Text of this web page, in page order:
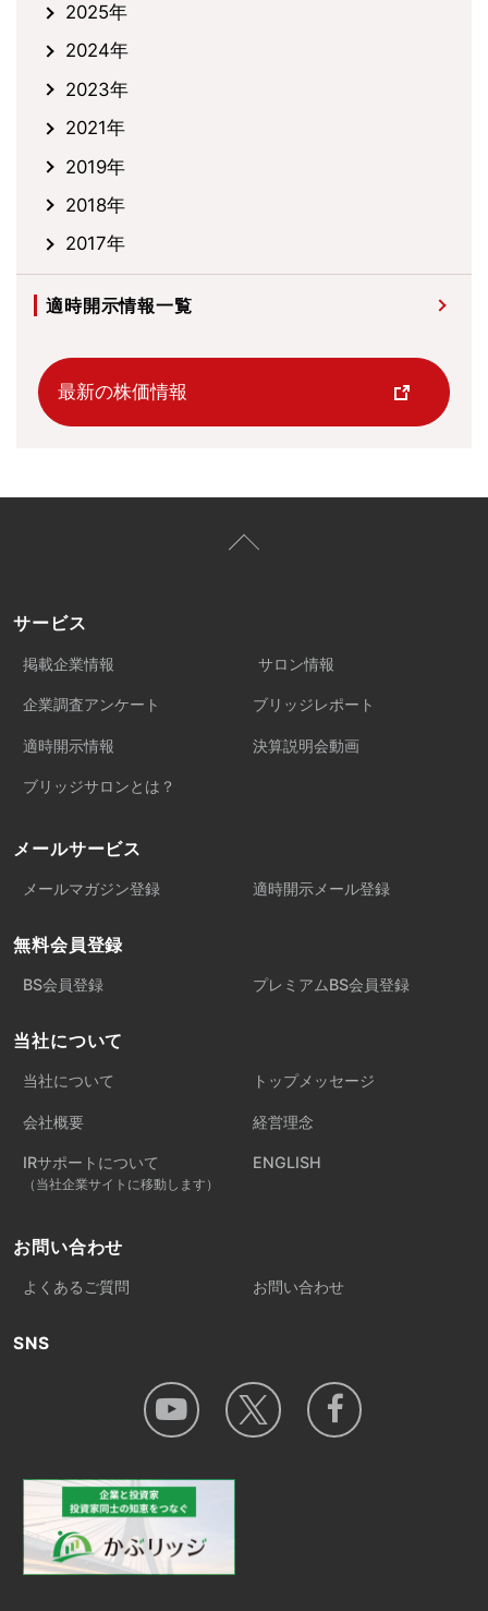
2025年
2024年
2023年
2021年
2019年
2018年
2017年
適時開示情報一覧
最新の株価情報
サービス
掲載企業情報 サロン情報
企業調査アンケート ブリッジレポート
適時開示情報 決算説明会動画
ブリッジサロンとは？
メールサービス
メールマガジン登録 適時開示メール登録
無料会員登録
BS会員登録 プレミアムBS会員登録
当社について
当社について トップメッセージ
会社概要 経営理念
IRサポートについて
（当社企業サイトに移動します）
ENGLISH
お問い合わせ
よくあるご質問 お問い合わせ
SNS